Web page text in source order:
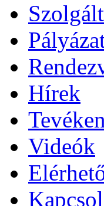
Hírek
Videók